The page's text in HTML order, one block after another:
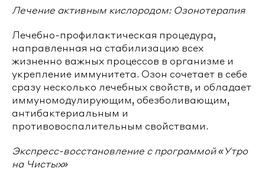
Лечение активным кислородом: Озонотерапия
Лечебно-профилактическая процедура,
направленная на стабилизацию всех
жизненно важных процессов в организме и
укрепление иммунитета. Озон сочетает в себе
сразу несколько лечебных свойств, и обладает
иммуномодулирующим, обезболивающим,
антибактериальным и
противовоспалительным свойствами.
Экспресс-восстановление с программой «Утро
на Чистых»